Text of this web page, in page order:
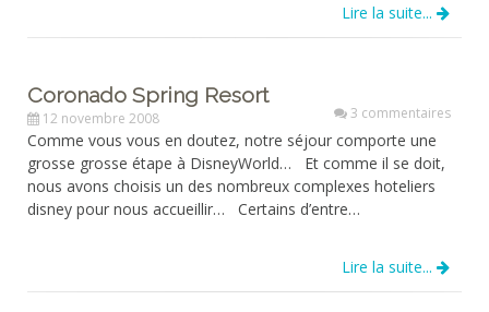
Lire la suite...
Coronado Spring Resort
12 novembre 2008 3 commentaires
Comme vous vous en doutez, notre séjour comporte une
grosse grosse étape à DisneyWorld… Et comme il se doit,
nous avons choisis un des nombreux complexes hoteliers
disney pour nous accueillir… Certains d’entre…
Lire la suite...